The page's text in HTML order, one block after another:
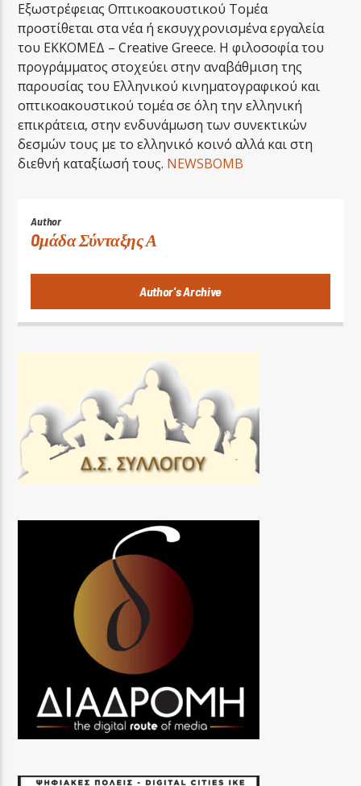
Εξωστρέφειας Οπτικοακουστικού Τομέα
προστίθεται στα νέα ή εκσυγχρονισμένα εργαλεία
του ΕΚΚΟΜΕΔ – Creative Greece. Η φιλοσοφία του
προγράμματος στοχεύει στην αναβάθμιση της
παρουσίας του Ελληνικού κινηματογραφικού και
οπτικοακουστικού τομέα σε όλη την ελληνική
επικράτεια, στην ενδυνάμωση των συνεκτικών
δεσμών τους με το ελληνικό κοινό αλλά και στη
διεθνή καταξίωσή τους. NEWSBOMB
Author
Oμάδα Σύνταξης Α
Author's Archive